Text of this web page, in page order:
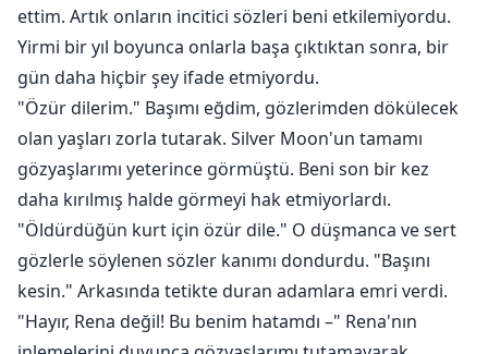
ettim. Artık onların incitici sözleri beni etkilemiyordu.
Yirmi bir yıl boyunca onlarla başa çıktıktan sonra, bir
gün daha hiçbir şey ifade etmiyordu.
"Özür dilerim." Başımı eğdim, gözlerimden dökülecek
olan yaşları zorla tutarak. Silver Moon'un tamamı
gözyaşlarımı yeterince görmüştü. Beni son bir kez
daha kırılmış halde görmeyi hak etmiyorlardı.
"Öldürdüğün kurt için özür dile." O düşmanca ve sert
gözlerle söylenen sözler kanımı dondurdu. "Başını
kesin." Arkasında tetikte duran adamlara emri verdi.
"Hayır, Rena değil! Bu benim hatamdı –" Rena'nın